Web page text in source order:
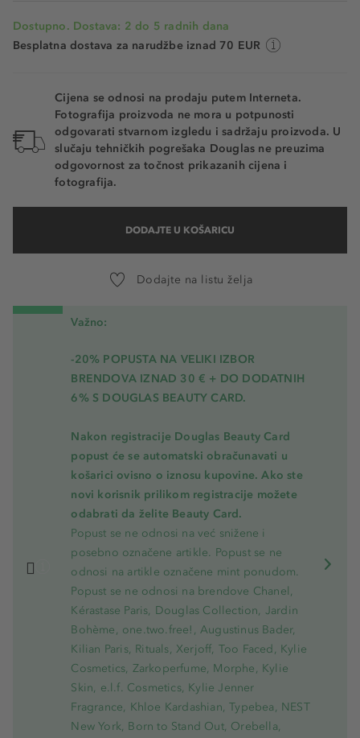
Dostupno. Dostava: 2 do 5 radnih dana
Besplatna dostava za narudžbe iznad 70 EUR
Cijena se odnosi na prodaju putem Interneta.
Fotografija proizvoda ne mora u potpunosti
odgovarati stvarnom izgledu i sadržaju proizvoda. U
slučaju tehničkih pogrešaka Douglas ne preuzima
odgovornost za točnost prikazanih cijena i
fotografija.
DODAJTE U KOŠARICU
Dodajte na listu želja
Važno:
-20% POPUSTA NA VELIKI IZBOR
BRENDOVA IZNAD 30 € + DO DODATNIH
6% S DOUGLAS BEAUTY CARD.
Nakon registracije Douglas Beauty Card
popust će se automatski obračunavati u
košarici ovisno o iznosu kupovine. Ako ste
novi korisnik prilikom registracije možete
odabrati da želite Beauty Card.
Popust se ne odnosi na već snižene i
posebno označene artikle. Popust se ne
odnosi na artikle označene mint ponudom.
Popust se ne odnosi na brendove Chanel,
Kérastase Paris, Douglas Collection, Jardin
Bohème, one.two.free!, Augustinus Bader,
Kilian Paris, Rituals, Xerjoff, Too Faced, Kylie
Cosmetics, Zarkoperfume, Morphe, Kylie
Skin, e.l.f. Cosmetics, Kylie Jenner
Fragrance, Khloe Kardashian, Typebea, NEST
New York, Born to Stand Out, Orebella,